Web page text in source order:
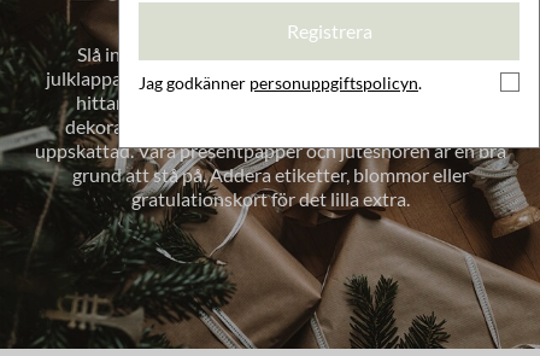
Slå in födelsedagspresenter, gå-bort-presenter,
julklappar, dopgåvor och andra presenter med stil! Här
hittar du presentpapper, snören, band, kort och
dekorationer som gör presentinslagningen än mer
uppskattad. Våra presentpapper och jutesnören är en bra
grund att stå på. Addera etiketter, blommor eller
gratulationskort för det lilla extra.
Registrera
Jag godkänner personuppgiftspolicyn.